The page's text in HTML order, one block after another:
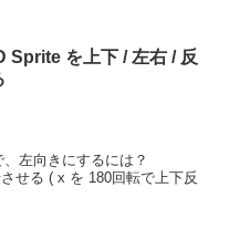
Sprite を上下 / 左右 / 反
左向きにするには？
せる ( x を 180回転で上下反